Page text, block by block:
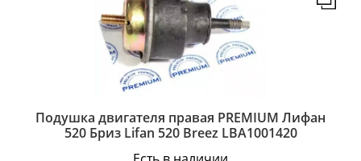
Подушка двигателя правая PREMIUM Лифан
520 Бриз Lifan 520 Breez LBA1001420